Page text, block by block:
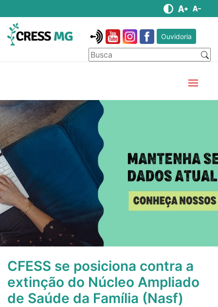
Ouvidoria
CFESS se posiciona contra a
extinção do Núcleo Ampliado
de Saúde da Família (Nasf)